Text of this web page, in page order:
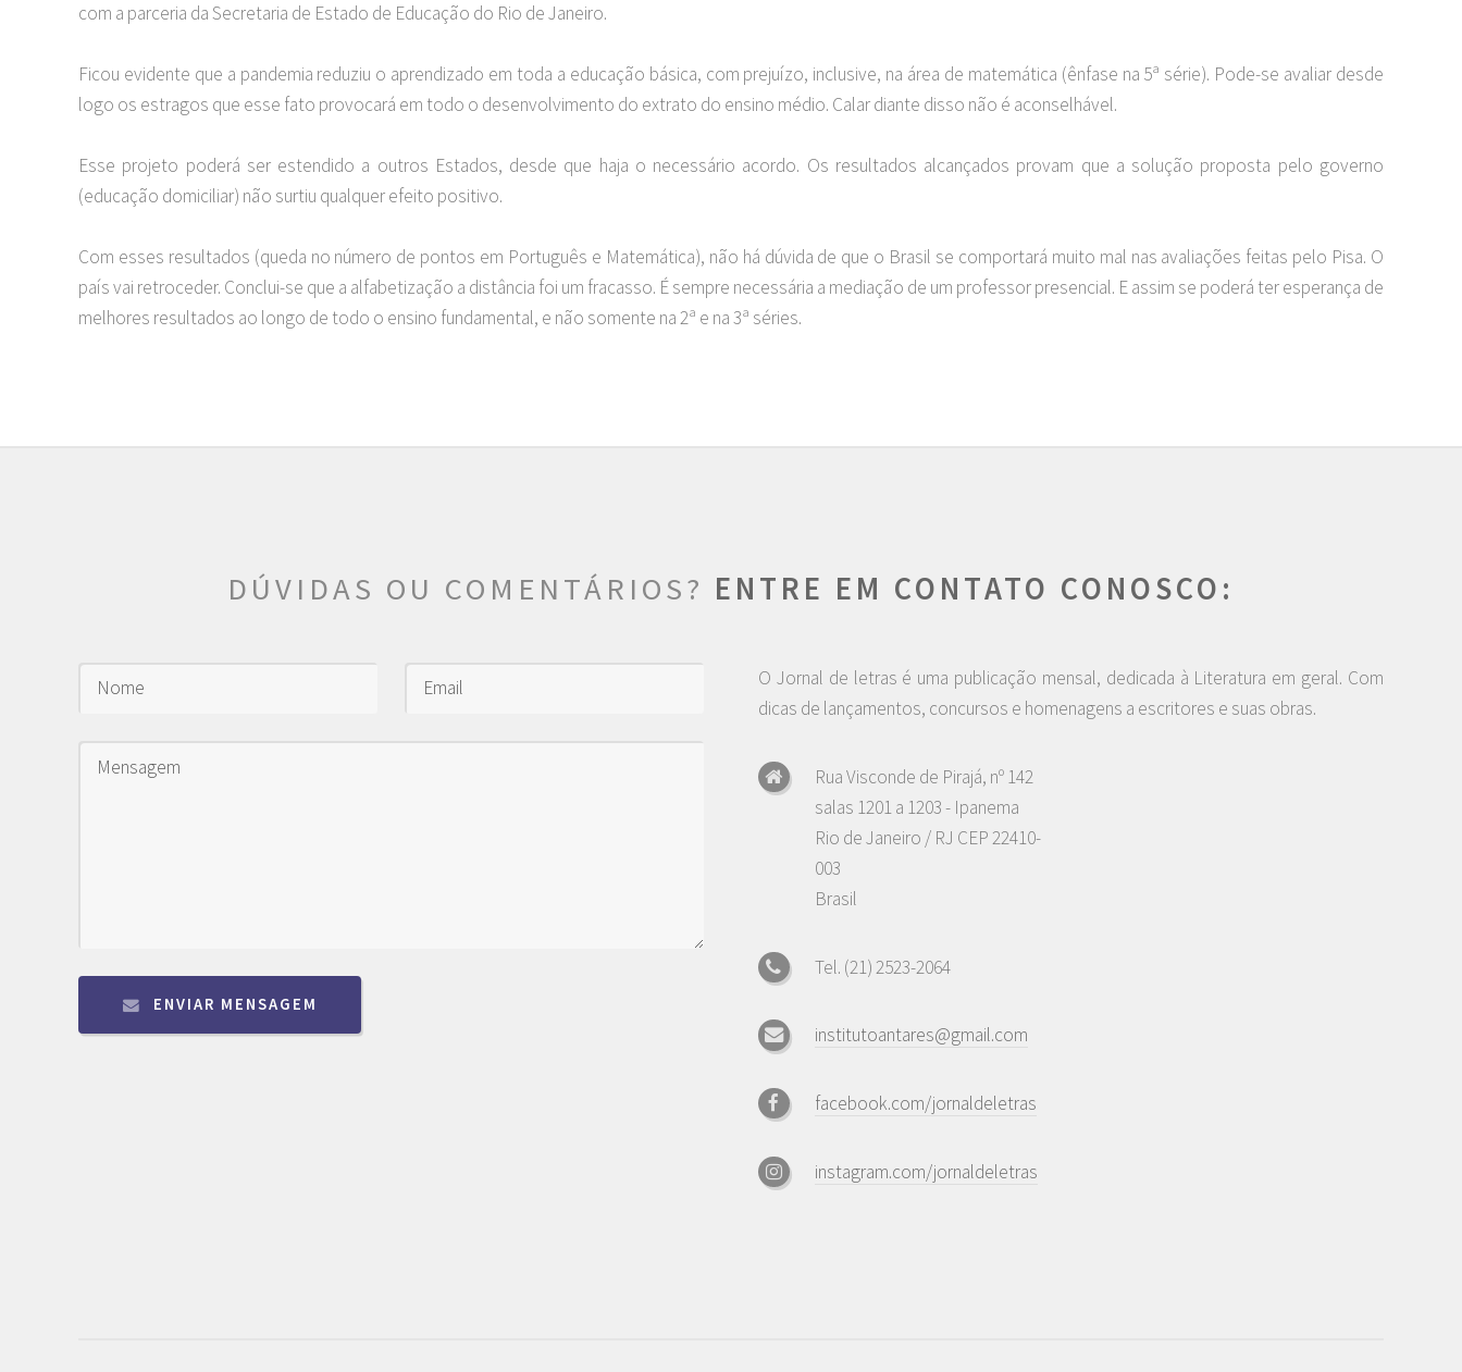
com a parceria da Secretaria de Estado de Educação do Rio de Janeiro.
Ficou evidente que a pandemia reduziu o aprendizado em toda a educação básica, com prejuízo, inclusive, na área de matemática (ênfase na 5ª série). Pode-se avaliar desde
logo os estragos que esse fato provocará em todo o desenvolvimento do extrato do ensino médio. Calar diante disso não é aconselhável.
Esse projeto poderá ser estendido a outros Estados, desde que haja o necessário acordo. Os resultados alcançados provam que a solução proposta pelo governo
(educação domiciliar) não surtiu qualquer efeito positivo.
Com esses resultados (queda no número de pontos em Português e Matemática), não há dúvida de que o Brasil se comportará muito mal nas avaliações feitas pelo Pisa. O
país vai retroceder. Conclui-se que a alfabetização a distância foi um fracasso. É sempre necessária a mediação de um professor presencial. E assim se poderá ter esperança de
melhores resultados ao longo de todo o ensino fundamental, e não somente na 2ª e na 3ª séries.
DÚVIDAS OU COMENTÁRIOS? ENTRE EM CONTATO CONOSCO:
ENVIAR MENSAGEM
O Jornal de letras é uma publicação mensal, dedicada à Literatura em geral. Com
dicas de lançamentos, concursos e homenagens a escritores e suas obras.
Rua Visconde de Pirajá, nº 142
salas 1201 a 1203 - Ipanema
Rio de Janeiro / RJ CEP 22410-
003
Brasil
Tel. (21) 2523-2064
institutoantares@gmail.com
facebook.com/jornaldeletras
instagram.com/jornaldeletras